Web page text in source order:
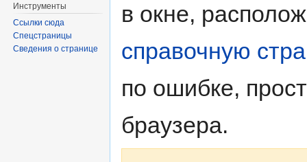
в окне,
справочную
по ошибке,
браузера.
Инструменты
Ссылки сюда
Спецстраницы
Сведения о странице